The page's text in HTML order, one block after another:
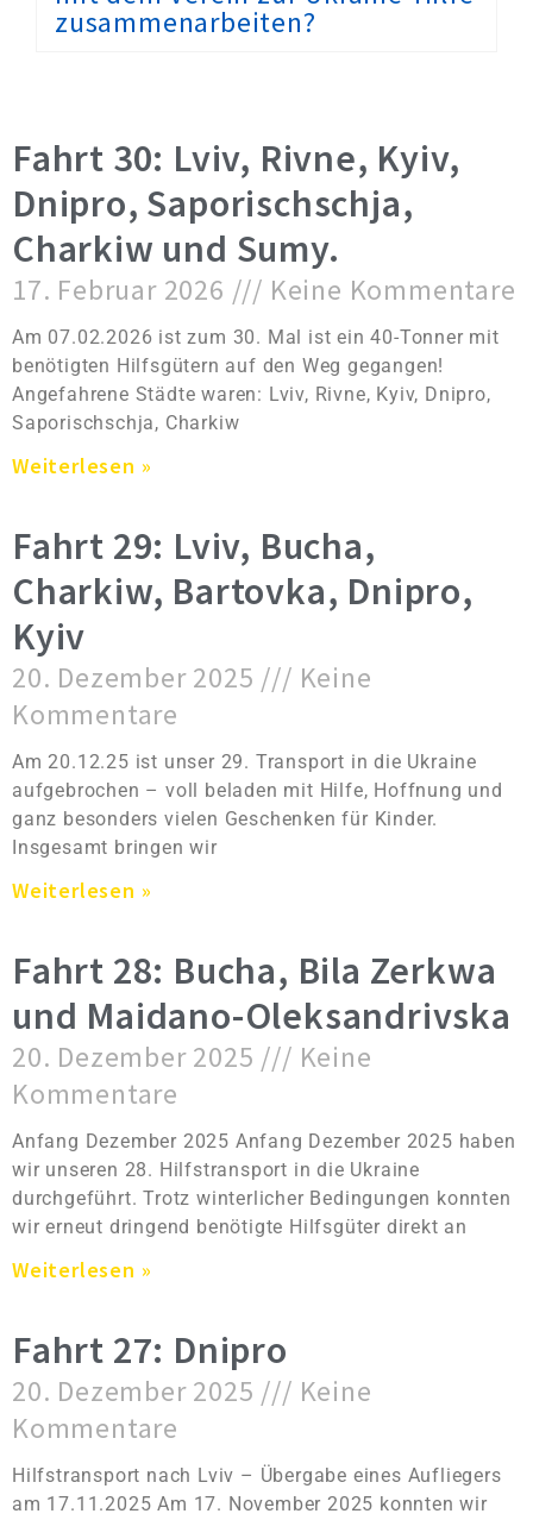
zusammenarbeiten?
Fahrt 30: Lviv, Rivne, Kyiv,
Dnipro, Saporischschja,
Charkiw und Sumy.
17. Februar 2026 Keine Kommentare
Am 07.02.2026 ist zum 30. Mal ist ein 40-Tonner mit
benötigten Hilfsgütern auf den Weg gegangen!
Angefahrene Städte waren: Lviv, Rivne, Kyiv, Dnipro,
Saporischschja, Charkiw
Weiterlesen »
Fahrt 29: Lviv, Bucha,
Charkiw, Bartovka, Dnipro,
Kyiv
20. Dezember 2025
Keine
Kommentare
Am 20.12.25 ist unser 29. Transport in die Ukraine
aufgebrochen – voll beladen mit Hilfe, Hoffnung und
ganz besonders vielen Geschenken für Kinder.
Insgesamt bringen wir
Weiterlesen »
Fahrt 28: Bucha, Bila Zerkwa
und Maidano-Oleksandrivska
20. Dezember 2025
Keine
Kommentare
Anfang Dezember 2025 Anfang Dezember 2025 haben
wir unseren 28. Hilfstransport in die Ukraine
durchgeführt. Trotz winterlicher Bedingungen konnten
wir erneut dringend benötigte Hilfsgüter direkt an
Weiterlesen »
Fahrt 27: Dnipro
20. Dezember 2025
Keine
Kommentare
Hilfstransport nach Lviv – Übergabe eines Aufliegers
am 17.11.2025 Am 17. November 2025 konnten wir